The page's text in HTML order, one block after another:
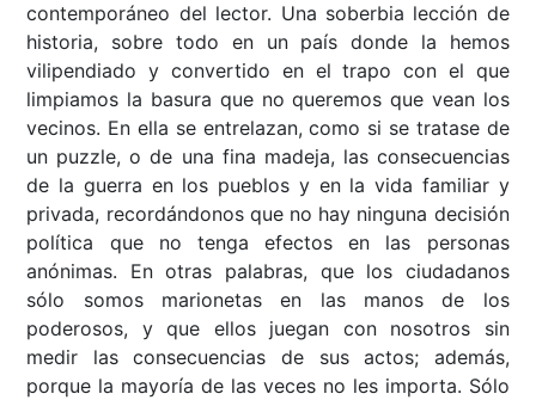
contemporáneo del lector. Una soberbia lección de
historia, sobre todo en un país donde la hemos
vilipendiado y convertido en el trapo con el que
limpiamos la basura que no queremos que vean los
vecinos. En ella se entrelazan, como si se tratase de
un puzzle, o de una fina madeja, las consecuencias
de la guerra en los pueblos y en la vida familiar y
privada, recordándonos que no hay ninguna decisión
política que no tenga efectos en las personas
anónimas. En otras palabras, que los ciudadanos
sólo somos marionetas en las manos de los
poderosos, y que ellos juegan con nosotros sin
medir las consecuencias de sus actos; además,
porque la mayoría de las veces no les importa. Sólo